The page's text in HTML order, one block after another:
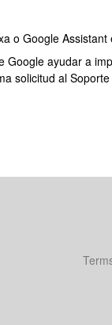
o Google Assistant
Google ayudar a
solicitud al